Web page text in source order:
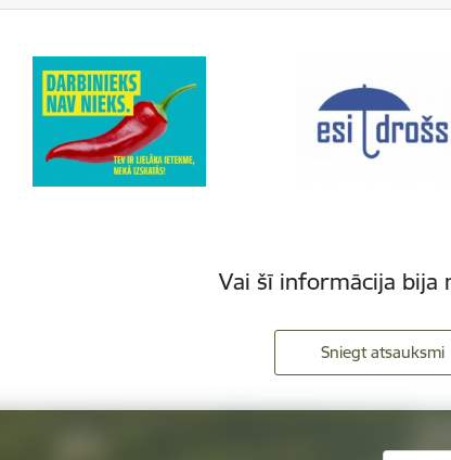
Vai šī informācija bija
Sniegt atsauksmi